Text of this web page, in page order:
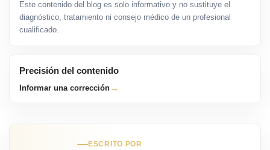
Este contenido del blog es solo informativo y no sustituye el
diagnóstico, tratamiento ni consejo médico de un profesional
cualificado.
Precisión del contenido
Informar una corrección →
ESCRITO POR